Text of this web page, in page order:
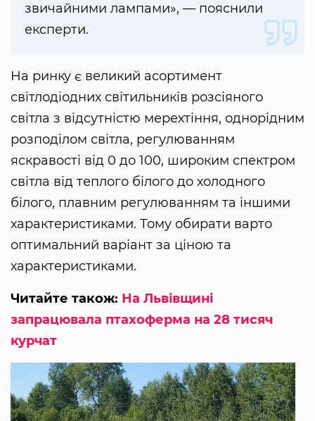
звичайними лампами», — пояснили
експерти.
На ринку є великий асортимент
світлодіодних світильників розсіяного
світла з відсутністю мерехтіння, однорідним
розподілом світла, регулюванням
яскравості від 0 до 100, широким спектром
світла від теплого білого до холодного
білого, плавним регулюванням та іншими
характеристиками. Тому обирати варто
оптимальний варіант за ціною та
характеристиками.
Читайте також: На Львівщині
запрацювала птахоферма на 28 тисяч
курчат